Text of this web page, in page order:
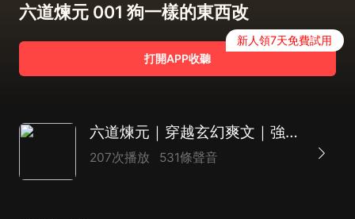
六道煉元 001 狗一樣的東西改
打開APP收聽
新人領7天免費試用
六道煉元｜穿越玄幻爽文｜強勢逆襲｜黑幫大佬在異世
207次播放 531條聲音